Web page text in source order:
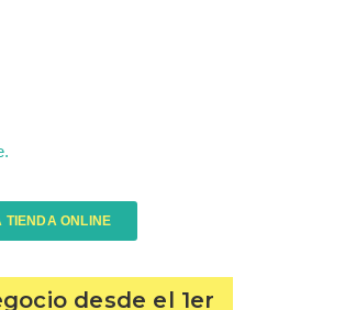
TIENDA ONLINE
desde el 1er